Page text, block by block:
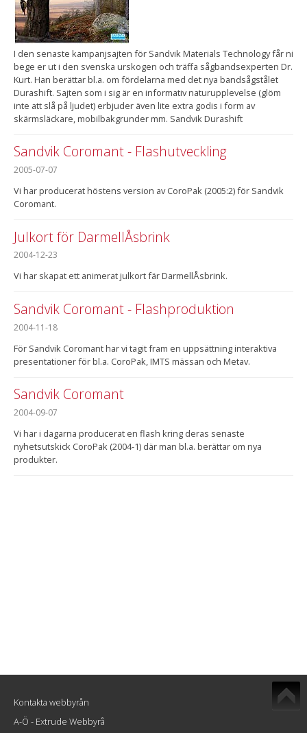
I den senaste kampanjsajten för Sandvik Materials Technology får ni
bege er ut i den svenska urskogen och träffa sågbandsexperten Dr.
Kurt. Han berättar bl.a. om fördelarna med det nya bandsågstålet
Durashift. Sajten som i sig är en informativ naturupplevelse (glöm
inte att slå på ljudet) erbjuder även lite extra godis i form av
skärmsläckare, mobilbakgrunder mm. Sandvik Durashift
Sandvik Coromant - Flashutveckling
2005-07-07
Vi har producerat höstens version av CoroPak (2005:2) för Sandvik
Coromant.
Julkort för DarmellÅsbrink
2004-12-23
Vi har skapat ett animerat julkort fär DarmellÅsbrink.
Sandvik Coromant - Flashproduktion
2004-11-18
För Sandvik Coromant har vi tagit fram en uppsättning interaktiva
presentationer för bl.a. CoroPak, IMTS mässan och Metav.
Sandvik Coromant
2004-09-07
Vi har i dagarna producerat en flash kring deras senaste
nyhetsutskick CoroPak (2004-1) där man bl.a. berättar om nya
produkter.
Kontakta webbyrån
A-Ö - Extrude Webbyrå